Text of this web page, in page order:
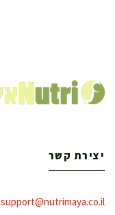
יצירת קשר
support@nutrimaya.co.il